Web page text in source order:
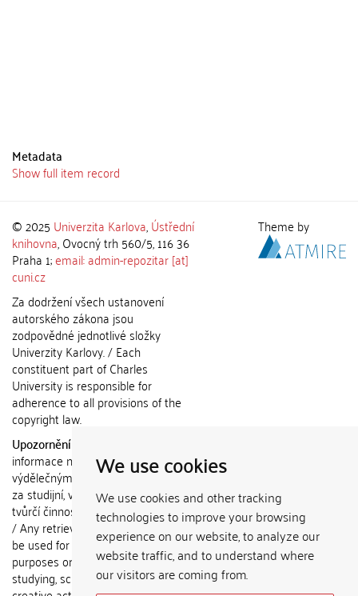
We use cookies
We use cookies and other tracking
technologies to improve your browsing
experience on our website, to analyze our
website traffic, and to understand where
our visitors are coming from.
Metadata
Show full item record
© 2025 Univerzita Karlova,Ústřední
knihovna, Ovocný trh 560/5, 116 36
Praha 1;email: admin-repozitar [at]
cuni.cz
Za dodržení všech ustanovení
autorského zákona jsou
zodpovědné jednotlivé složky
Univerzity Karlovy. / Each
constituent part of Charles
University is responsible for
adherence to all provisions of the
copyright law.
Upozornění / Notice:
informace nemohou být použity k
výdělečným účelům nebo vydávány
za studijní, vědeckou nebo jinou
tvůrčí činnost jiné osoby než autora.
/ Any retrieved information shall not
be used for any commercial
purposes or claimed as results of
studying, scientific or any other
Theme by